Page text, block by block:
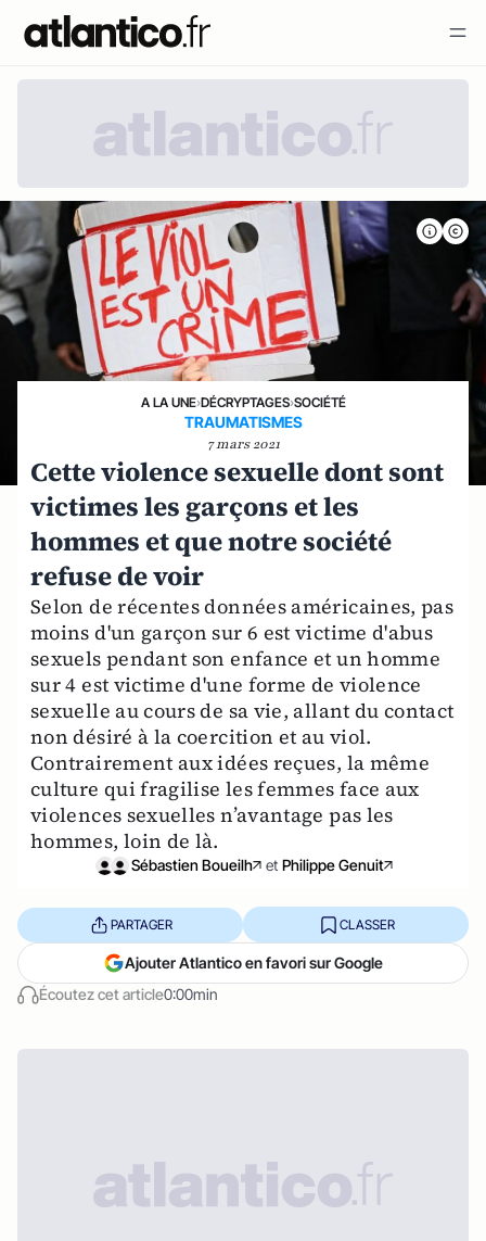
A LA UNE›DÉCRYPTAGES›SOCIÉTÉ
TRAUMATISMES
7 mars 2021
Cette violence sexuelle dont sont
victimes les garçons et les
hommes et que notre société
refuse de voir
Selon de récentes données américaines, pas
moins d'un garçon sur 6 est victime d'abus
sexuels pendant son enfance et un homme
sur 4 est victime d'une forme de violence
sexuelle au cours de sa vie, allant du contact
non désiré à la coercition et au viol.
Contrairement aux idées reçues, la même
culture qui fragilise les femmes face aux
violences sexuelles n’avantage pas les
hommes, loin de là.
Sébastien Boueilh et Philippe Genuit
Écoutez cet article0:00min
PARTAGER CLASSER
Ajouter Atlantico en favori sur Google